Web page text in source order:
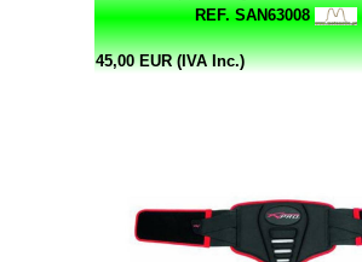
REF. SAN63008
45,00 EUR (IVA Inc.)